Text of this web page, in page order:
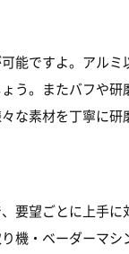
能ですよ。アル
う。またバフや
な素材を丁寧に研
要望ごとに上手
機・ベーダーマ